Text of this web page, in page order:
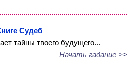
Судеб
тайны твоего будущего...
Начать гадание >>